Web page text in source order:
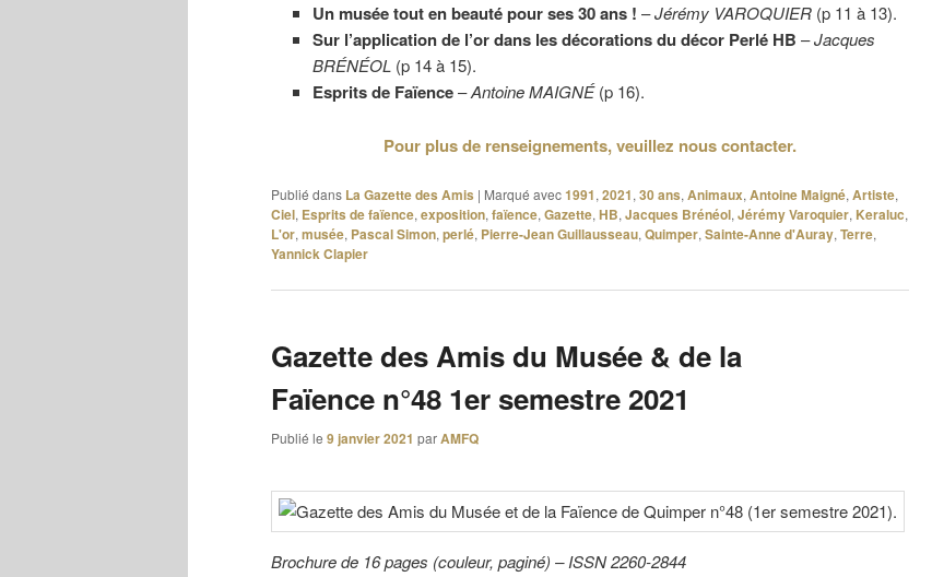
Un musée tout en beauté pour ses 30 ans ! –Jérémy VAROQUIER(p 11 à 13).
Sur l’application de l’or dans les décorations du décor Perlé HB –Jacques
BRÉNÉOL (p 14 à 15).
Esprits de Faïence–Antoine MAIGNÉ(p 16).
Pour plus de renseignements, veuillez nous contacter.
Publié dans La Gazette des Amis | Marqué avec1991, 2021, 30 ans, Animaux, Antoine Maigné, Artiste,
Ciel, Esprits de faïence, exposition, faïence, Gazette, HB, Jacques Brénéol, Jérémy Varoquier, Keraluc,
L'or, musée, Pascal Simon, perlé, Pierre-Jean Guillausseau, Quimper, Sainte-Anne d'Auray, Terre,
Yannick Clapier
Gazette des Amis du Musée & de la
Faïence n°48 1er semestre 2021
Publié le 9 janvier 2021 parAMFQ
Brochure de 16 pages (couleur, paginé) – ISSN 2260-2844